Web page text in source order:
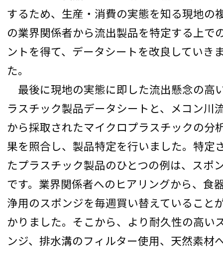
するため、生産・消費の実態を知る現地の
の業界関係者から流出製品を特定する上で
ントを得て、データシートを改良していき
た。
最後に現地の実態に即した流出懸念の高
ラスチック製品データシートと、メコン川
から採取されたマイクロプラスチックの分
果を照合し、製品特定を行いました。特定
たプラスチック製品のひとつの例は、スポ
です。業界関係者へのヒアリングから、食
浄用のスポンジを毎週買い替えていること
かりました。そこから、より耐久性の高い
ンジ、排水溝のフィルター使用、天然素材